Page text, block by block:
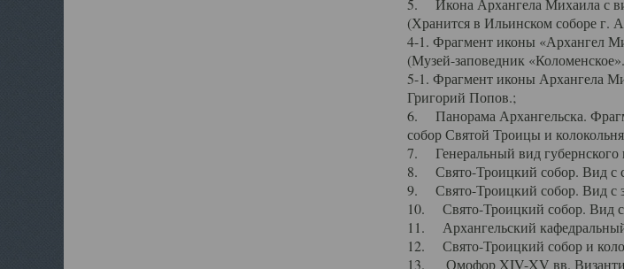
5. Икона Архангела Михаила с
(Хранится в Ильинском соборе г.
4-1. Фрагмент иконы «Архангел
(Музей-заповедник
5-1. Фрагмент иконы Архангела
Григорий Попов.;
6. Панорама Архангельска.
собор Святой Троицы и
7. Генеральный вид губернского
8. Свято-Троицкий собор. Вид с
9. Свято-Троицкий собор. Вид с
10. Свято-Троицкий собор. Вид
11. Архангельский кафедральный
12. Свято-Троицкий собор и
13. Омофор XIV-XV вв.